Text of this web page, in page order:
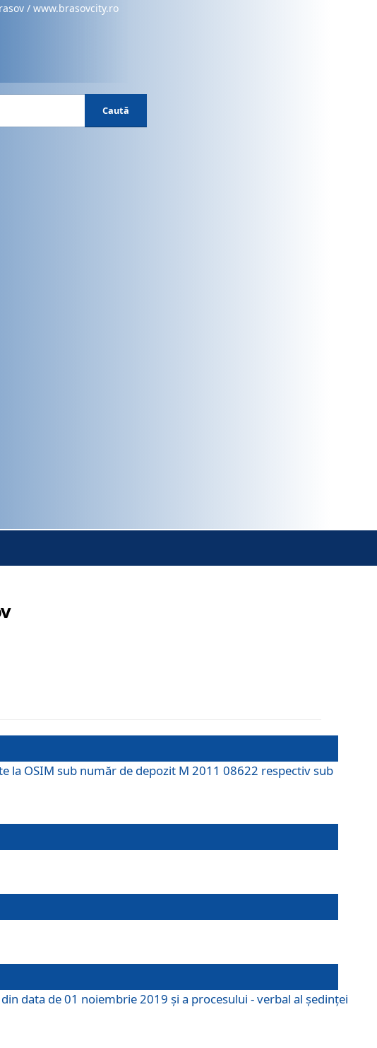
/ www.brasovcity.ro
Caută
la OSIM sub număr de depozit M 2011 08622 respectiv sub
data de 01 noiembrie 2019 și a procesului - verbal al ședinței